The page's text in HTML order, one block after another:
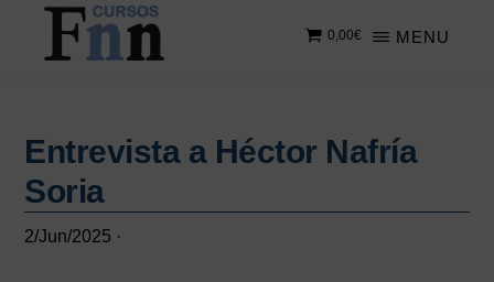
Saltar
contenido
Saltar
principal
online
MENU
0,00€
Entrevista a Héctor Nafría
Soria
2/Jun/2025 ·